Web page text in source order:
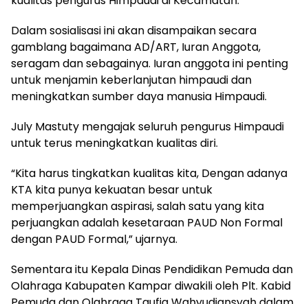
Dalam sosialisasi ini akan disampaikan secara
gamblang bagaimana AD/ART, Iuran Anggota,
seragam dan sebagainya. Iuran anggota ini penting
untuk menjamin keberlanjutan himpaudi dan
meningkatkan sumber daya manusia Himpaudi.
July Mastuty mengajak seluruh pengurus Himpaudi
untuk terus meningkatkan kualitas diri.
“Kita harus tingkatkan kualitas kita, Dengan adanya
KTA kita punya kekuatan besar untuk
memperjuangkan aspirasi, salah satu yang kita
perjuangkan adalah kesetaraan PAUD Non Formal
dengan PAUD Formal,” ujarnya.
Sementara itu Kepala Dinas Pendidikan Pemuda dan
Olahraga Kabupaten Kampar diwakili oleh Plt. Kabid